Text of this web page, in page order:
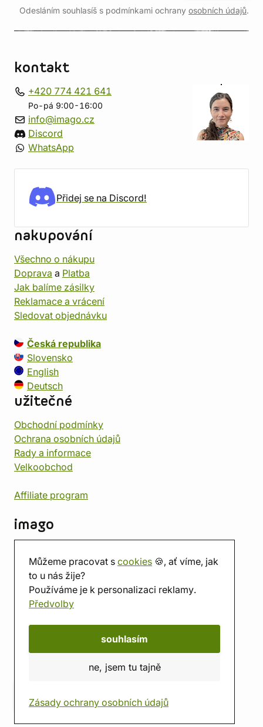
Můžeme pracovat s cookies 🍪, ať víme, jak
to u nás žije?
Používáme je k personalizaci reklamy.
Předvolby
souhlasím
ne, jsem tu tajně
Zásady ochrany osobních údajů
Odesláním souhlasíš s podmínkami ochrany osobních údajů.
kontakt
+420 774 421 641
Po-pá 9:00-16:00
info@imago.cz
Discord
WhatsApp
Přidej se na Discord!
nakupování
Všechno o nákupu
Doprava a Platba
Jak balíme zásilky
Reklamace a vrácení
Sledovat objednávku
Česká republika
Slovensko
English
Deutsch
užitečné
Obchodní podmínky
Ochrana osobních údajů
Rady a informace
Velkoobchod
Affiliate program
imago
Prodejna
Herna
O nás
Hodnocení obchodu